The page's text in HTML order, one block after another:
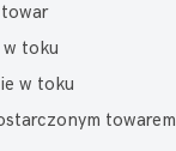
toku
w toku
towarem